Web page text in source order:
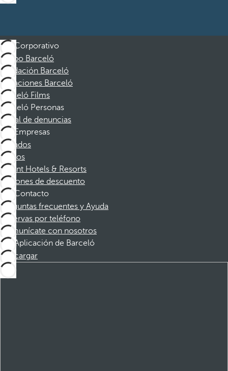
Corporativo
Grupo Barceló
Fundación Barceló
Vacaciones Barceló
Barceló Films
Barceló Personas
Canal de denuncias
Empresas
Afiliados
Socios
Dorint Hotels & Resorts
Cupones de descuento
Contacto
Preguntas frecuentes y Ayuda
Reservas por teléfono
Comunícate con nosotros
Aplicación de Barceló
Descargar